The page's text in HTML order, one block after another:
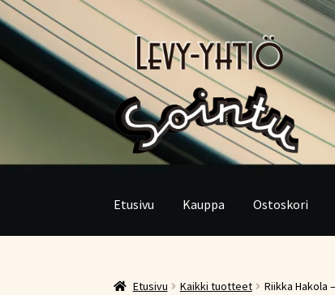
Siirry
navigointiin
Siirry
sisältöön
Etusivu Kauppa Ostoskori
Etusivu Kaikki tuotteet Riikka Hakola